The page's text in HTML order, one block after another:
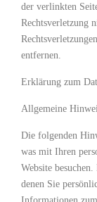
der verlinkten
Rechtsverletzung
entfernen.
Erklärung zum
Allgemeine
Die folgenden
was mit Ihren
Website
denen Sie